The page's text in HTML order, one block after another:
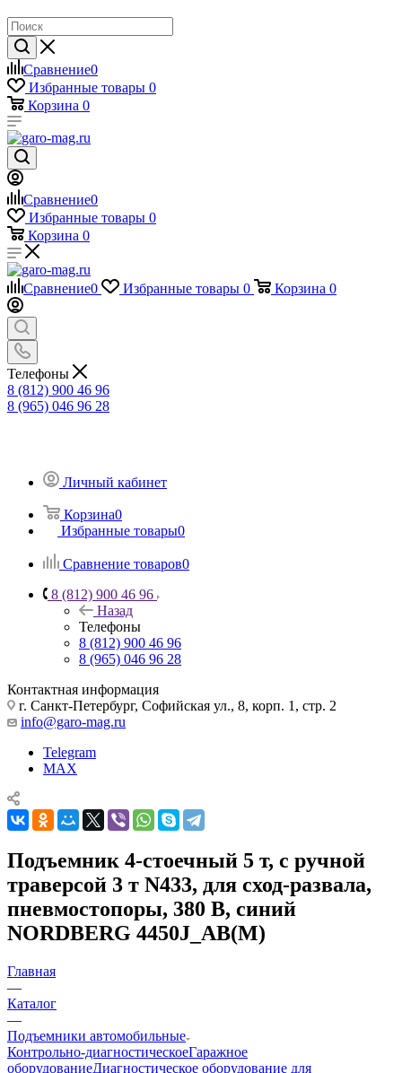
Сравнение0
Избранные товары 0
Корзина 0
Сравнение0
Избранные товары 0
Корзина 0
Сравнение0 Избранные товары 0 Корзина 0
Телефоны
8 (812) 900 46 96
8 (965) 046 96 28
Личный кабинет
Корзина0
Избранные товары0
Сравнение товаров0
8 (812) 900 46 96
Назад
Телефоны
8 (812) 900 46 96
8 (965) 046 96 28
Контактная информация
г. Санкт-Петербург, Софийская ул., 8, корп. 1, стр. 2
info@garo-mag.ru
Telegram
MAX
Подъемник 4-стоечный 5 т, c ручной
траверсой 3 т N433, для сход-развала,
пневмостопоры, 380 В, синий
NORDBERG 4450J_AB(M)
Главная
—
Каталог
—
Подъемники автомобильные
Контрольно-диагностическоеГаражное
оборудованиеДиагностическое оборудование для